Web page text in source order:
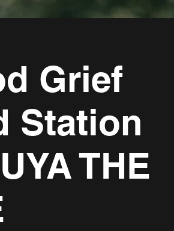
Grief
Station
THE